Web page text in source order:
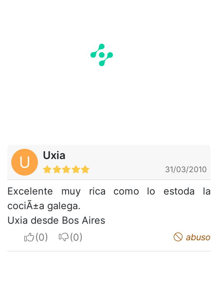
U Uxia
31/03/2010
Excelente muy rica como lo estoda la
cociÃ±a galega.
Uxia desde Bos Aires
I apreciateI do not appreciate abuso